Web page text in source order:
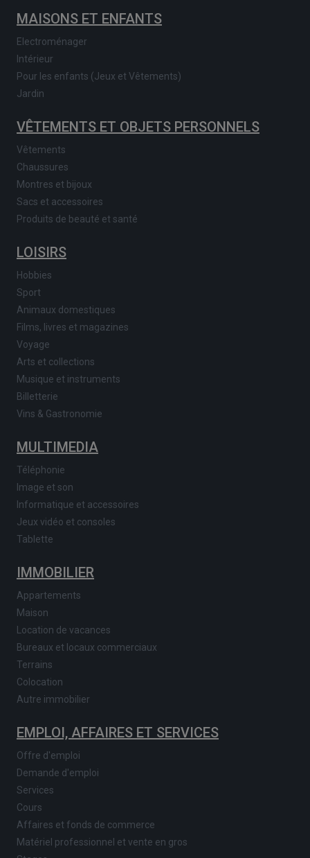
MAISONS ET ENFANTS
Electroménager
Intérieur
Pour les enfants (Jeux et Vêtements)
Jardin
VÊTEMENTS ET OBJETS PERSONNELS
Vêtements
Chaussures
Montres et bijoux
Sacs et accessoires
Produits de beauté et santé
LOISIRS
Hobbies
Sport
Animaux domestiques
Films, livres et magazines
Voyage
Arts et collections
Musique et instruments
Billetterie
Vins & Gastronomie
MULTIMEDIA
Téléphonie
Image et son
Informatique et accessoires
Jeux vidéo et consoles
Tablette
IMMOBILIER
Appartements
Maison
Location de vacances
Bureaux et locaux commerciaux
Terrains
Colocation
Autre immobilier
EMPLOI, AFFAIRES ET SERVICES
Offre d'emploi
Demande d'emploi
Services
Cours
Affaires et fonds de commerce
Matériel professionnel et vente en gros